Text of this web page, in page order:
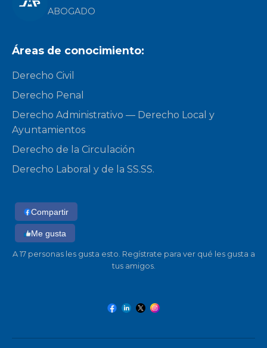
ABOGADO
Áreas de conocimiento:
Derecho Civil
Derecho Penal
Derecho Administrativo — Derecho Local y
Ayuntamientos
Derecho de la Circulación
Derecho Laboral y de la SS.SS.
Compartir
Me gusta
A 17 personas les gusta esto. Regístrate para ver qué les gusta a
tus amigos.